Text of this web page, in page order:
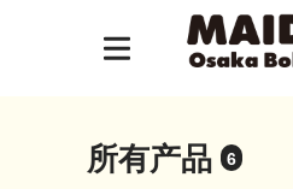
所有产品 6